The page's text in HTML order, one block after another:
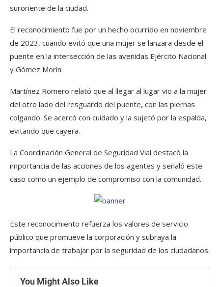
suroriente de la ciudad.
El reconocimiento fue por un hecho ocurrido en noviembre
de 2023, cuando evitó que una mujer se lanzara desde el
puente en la intersección de las avenidas Ejército Nacional
y Gómez Morín.
Martínez Romero relató que al llegar al lugar vio a la mujer
del otro lado del resguardo del puente, con las piernas
colgando. Se acercó con cuidado y la sujetó por la espalda,
evitando que cayera.
La Coordinación General de Seguridad Vial destacó la
importancia de las acciones de los agentes y señaló este
caso como un ejemplo de compromiso con la comunidad.
Este reconocimiento refuerza los valores de servicio
público que promueve la corporación y subraya la
importancia de trabajar por la seguridad de los ciudadanos.
You Might Also Like